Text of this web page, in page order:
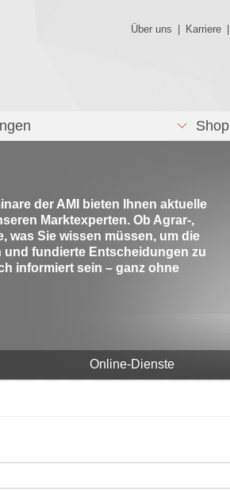
Über uns Karriere
Shop
der AMI bieten Ihnen aktuelle
Marktexperten. Ob Agrar-,
was Sie wissen müssen, um die
und fundierte Entscheidungen zu
informiert sein – ganz ohne
Online-Dienste